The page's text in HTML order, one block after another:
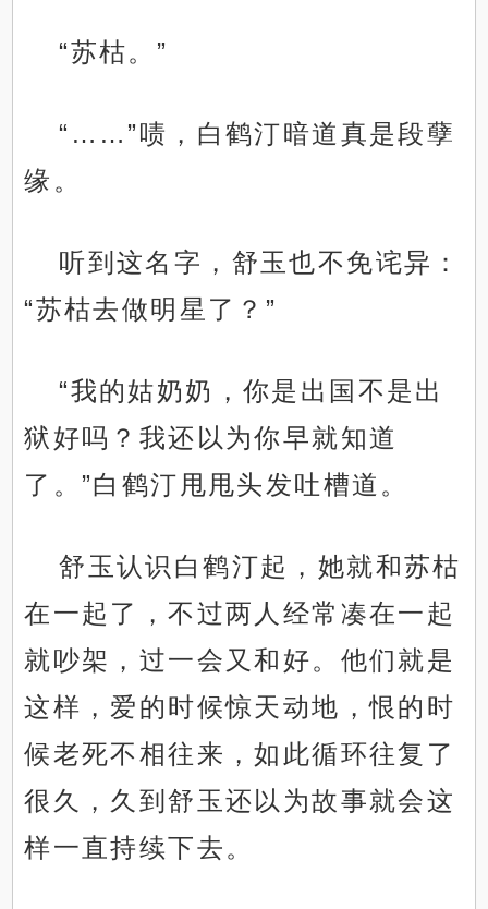
“苏枯。”
“……”啧，白鹤汀暗道真是段孽
缘。
听到这名字，舒玉也不免诧异：
“苏枯去做明星了？”
“我的姑奶奶，你是出国不是出
狱好吗？我还以为你早就知道
了。”白鹤汀甩甩头发吐槽道。
舒玉认识白鹤汀起，她就和苏枯
在一起了，不过两人经常凑在一起
就吵架，过一会又和好。他们就是
这样，爱的时候惊天动地，恨的时
候老死不相往来，如此循环往复了
很久，久到舒玉还以为故事就会这
样一直持续下去。